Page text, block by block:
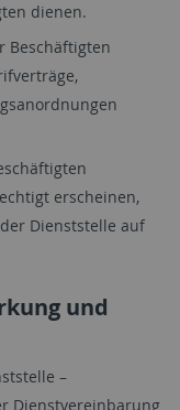
dienen.
Beschäftigten
erscheinen,
Dienststelle auf
und
–
Dienstvereinbarung